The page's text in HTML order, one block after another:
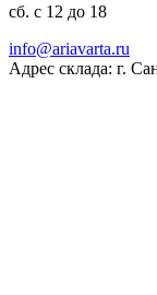
сб. с 12 до 18
ur.atravaira@ofni
Адрес склада: г.